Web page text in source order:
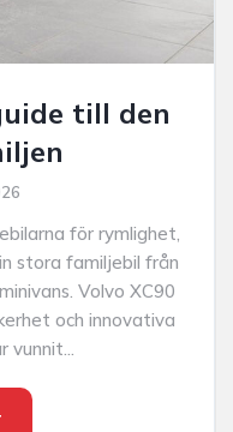
till den
för rymlighet,
stora familjebil från
Volvo XC90
och innovativa
vunnit...